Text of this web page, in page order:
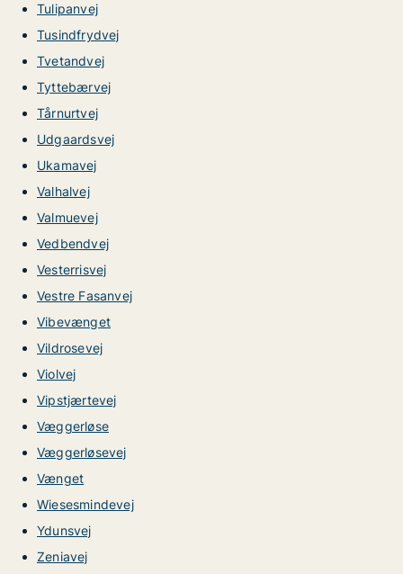
Tulipanvej
Tusindfrydvej
Tvetandvej
Tyttebærvej
Tårnurtvej
Udgaardsvej
Ukamavej
Valhalvej
Valmuevej
Vedbendvej
Vesterrisvej
Vestre Fasanvej
Vibevænget
Vildrosevej
Violvej
Vipstjærtevej
Væggerløse
Væggerløsevej
Vænget
Wiesesmindevej
Ydunsvej
Zeniavej